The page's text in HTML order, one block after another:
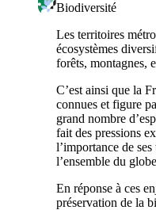
Biodiversité
Les territoires
écosystèmes
forêts, montagnes,
C’est ainsi que la
connues et figure
grand nombre
fait des pressions
l’importance de
l’ensemble du
En réponse à ces
préservation de la